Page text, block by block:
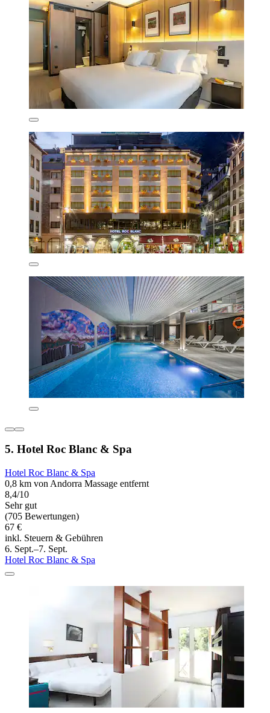
5. Hotel Roc Blanc & Spa
Hotel Roc Blanc & Spa
0,8 km von Andorra Massage entfernt
8,4/10
Sehr gut
(705 Bewertungen)
67 €
inkl. Steuern & Gebühren
6. Sept.–7. Sept.
Hotel Roc Blanc & Spa